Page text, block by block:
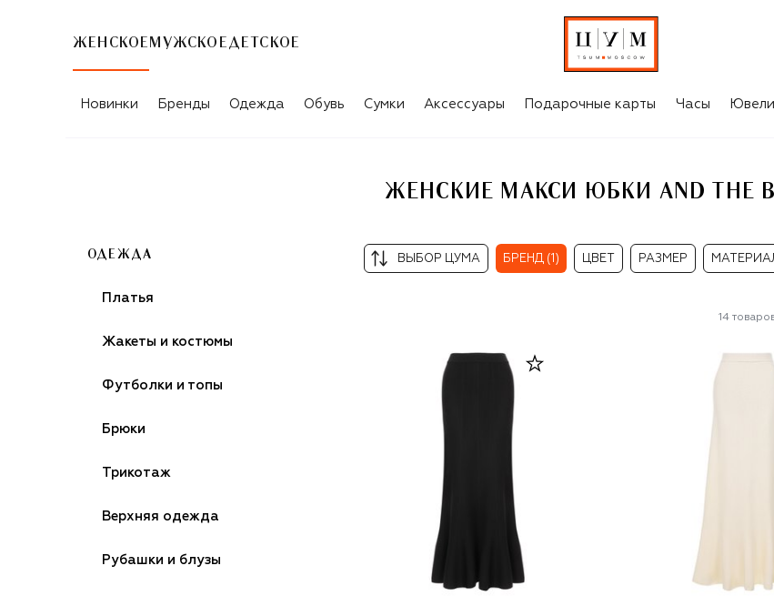
ЖЕНСКОЕ МУЖСКОЕ ДЕТСКОЕ
ЖЕНСКИЕ МАКСИ ЮБКИ AND THE BRAND
Новинки Бренды Одежда Обувь Сумки Аксессуары Подарочные карты Часы
ЖЕНСКИЕ МАКСИ ЮБКИ AND THE
ОДЕЖДА
Платья
Жакеты и костюмы
Футболки и топы
Брюки
Трикотаж
Верхняя одежда
Рубашки и блузы
ВЫБОР ЦУМА БРЕНД (1) ЦВЕТ РАЗМЕР МАТЕРИАЛ
14